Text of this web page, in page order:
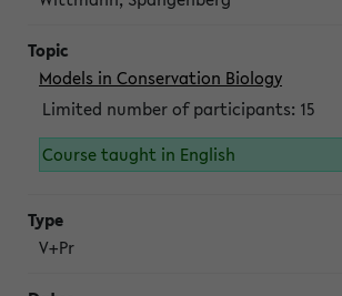
Models in Conservation Biology
Limited number of participants: 15
Course taught in English
V+Pr